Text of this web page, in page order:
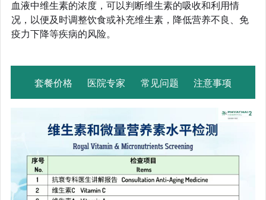
血液中维生素的浓度，可以判断维生素的吸收和利用情
况，以便及时调整饮食或补充维生素，降低营养不良、免
疫力下降等疾病的风险。
套餐价格 医院专家 常见问题 注意事项